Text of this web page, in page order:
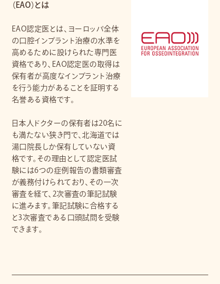
（EAO）とは
EAO認定医とは、ヨーロッパ全体
の口腔インプラント治療の水準を
高めるために設けられた専門医
資格であり、EAO認定医の取得は
保有者が高度なインプラント治療
を行う能力があることを証明する
名誉ある資格です。
日本人ドクターの保有者は20名に
も満たない狭き門で、北海道では
湯口院長しか保有していない資
格です。その理由として認定医試
験には6つの症例報告の書類審査
が義務付けられており、その一次
審査を経て、2次審査の筆記試験
に進みます。筆記試験に合格する
と3次審査である口頭試問を受験
できます。